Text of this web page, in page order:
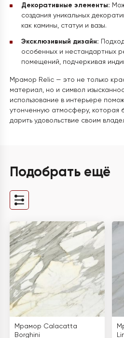
Декоративные элементы:
создания уникальных
как камины, статуи и вазы.
Эксклюзивный дизайн:
особенных и нестандартных
помещений, подчеркивая
Мрамор Relic — это не только
материал, но и символ
использование в интерьере
утонченную атмосферу, которая
дарить удовольствие своим
Подобрать ещё
Мрамор Calacatta
Borghini